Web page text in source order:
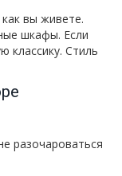
вы живете.
шкафы. Если
классику. Стиль
разочароваться